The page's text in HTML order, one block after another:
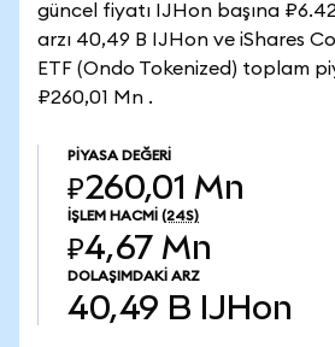
güncel fiyatı IJHon başına
arzı 40,49 B IJHon ve iShares
ETF (Ondo Tokenized) toplam
₽260,01 Mn .
PIYASA DEĞERI
₽260,01 Mn
İŞLEM HACMI (24S)
₽4,67 Mn
DOLAŞIMDAKI ARZ
40,49 B IJHon